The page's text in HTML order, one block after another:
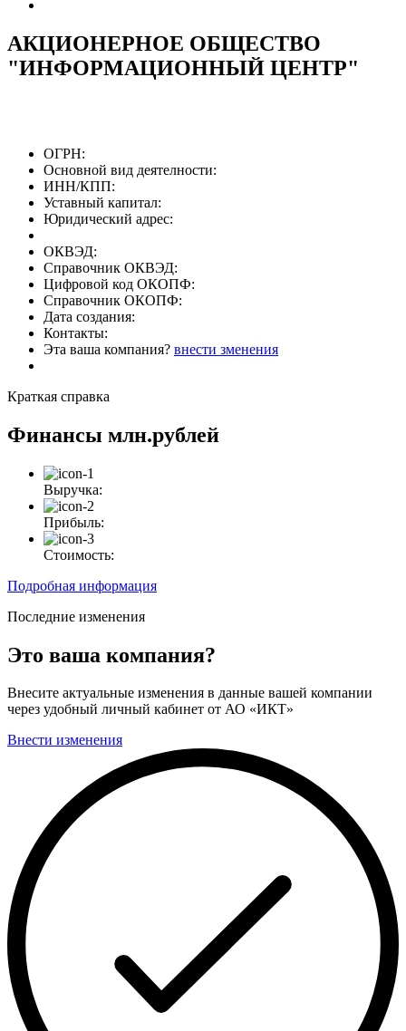
АКЦИОНЕРНОЕ ОБЩЕСТВО
"ИНФОРМАЦИОННЫЙ ЦЕНТР"
ОГРН:
Основной вид деятелности:
ИНН/КПП:
Уставный капитал:
Юридический адрес:
ОКВЭД:
Справочник ОКВЭД:
Цифровой код ОКОПФ:
Справочник ОКОПФ:
Дата создания:
Контакты:
Эта ваша компания? внести зменения
Краткая справка
Финансы млн.рублей
Выручка:
Прибыль:
Стоимость:
Подробная информация
Последние изменения
Это ваша компания?
Внесите актуальные изменения в данные вашей компании
через удобный личный кабинет от АО «ИКТ»
Внести изменения